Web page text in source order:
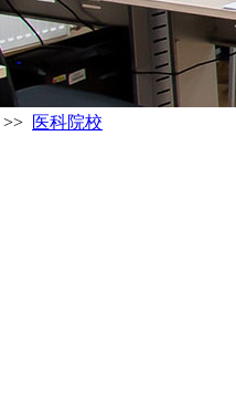
>> 医科院校